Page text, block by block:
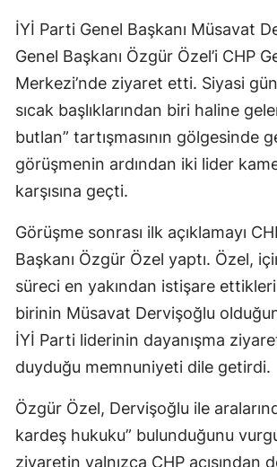
İYİ Parti Genel Başkanı Müsavat
Genel Başkanı Özgür Özel’i CHP
Merkezi’nde ziyaret etti. Siyasi
sıcak başlıklarından biri haline
butlan” tartışmasının gölgesinde
görüşmenin ardından iki lider
karşısına geçti.
Görüşme sonrası ilk açıklamayı
Başkanı Özgür Özel yaptı. Özel,
süreci en yakından istişare
birinin Müsavat Dervişoğlu
İYİ Parti liderinin dayanışma
duyduğu memnuniyeti dile getirdi.
Özgür Özel, Dervişoğlu ile
kardeş hukuku” bulunduğunu
ziyaretin yalnızca CHP açısından